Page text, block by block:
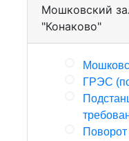
Мошковский
"Конаково"
ГРЭС